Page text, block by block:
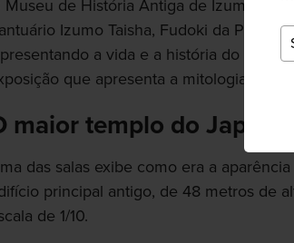
Museu de História Antiga de Izumo tem
Izumo Taisha, Fudoki da
a vida e a história do povo
que apresenta a mitologia de
maior templo do Japão
das salas exibe como era a
principal antigo, de 48 metros de
de 1/10.